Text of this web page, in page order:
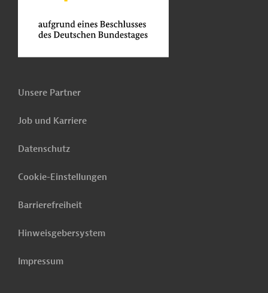
Unsere Partner
Job und Karriere
Datenschutz
Cookie-Einstellungen
Barrierefreiheit
Hinweisgebersystem
Impressum